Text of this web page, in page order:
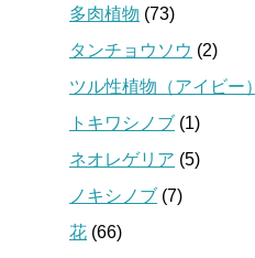
多肉植物 (73)
タンチョウソウ (2)
ツル性植物（アイビー）
トキワシノブ (1)
ネオレゲリア (5)
ノキシノブ (7)
花 (66)